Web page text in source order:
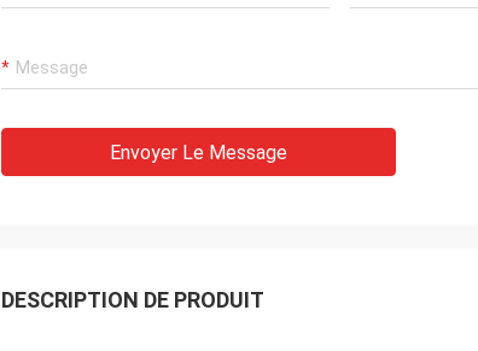
Envoyer Le Message
DESCRIPTION DE PRODUIT